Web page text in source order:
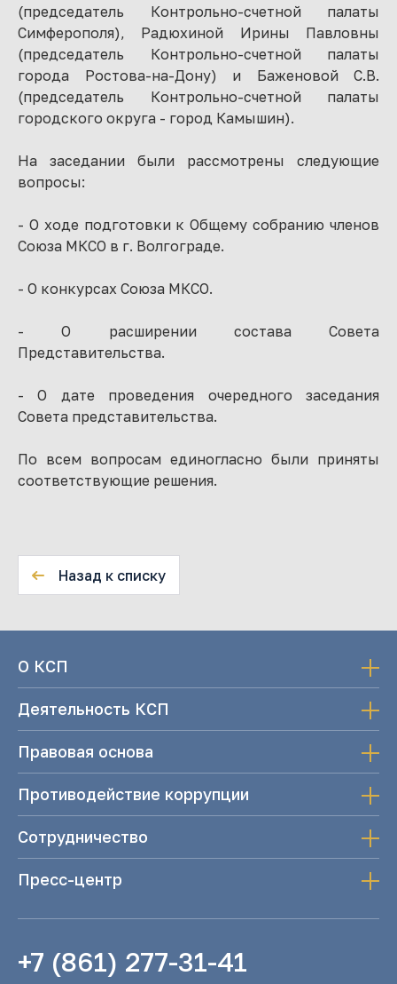
(председатель Контрольно-счетной палаты
Симферополя), Радюхиной Ирины Павловны
(председатель Контрольно-счетной палаты
города Ростова-на-Дону) и Баженовой С.В.
(председатель Контрольно-счетной палаты
городского округа - город Камышин).
На заседании были рассмотрены следующие
вопросы:
- О ходе подготовки к Общему собранию членов
Союза МКСО в г. Волгограде.
- О конкурсах Союза МКСО.
- О расширении состава Совета
Представительства.
- О дате проведения очередного заседания
Совета представительства.
По всем вопросам единогласно были приняты
соответствующие решения.
Назад к списку
О КСП
Деятельность КСП
Правовая основа
Противодействие коррупции
Сотрудничество
Пресс-центр
+7 (861) 277-31-41